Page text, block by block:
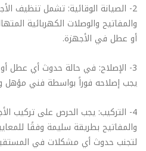
2- الصيانة الوقائية: تشمل تنظيف
والمفاتيح والوصلات الكهربائية
أو عطل في الأجهزة.
3- الإصلاح: في حالة حدوث أي عطل
يجب إصلاحه فوراً بواسطة فني مؤهل
4- التركيب: يجب الحرص على تركيب
والمفاتيح بطريقة سليمة وفقًا
لتجنب حدوث أي مشكلات في